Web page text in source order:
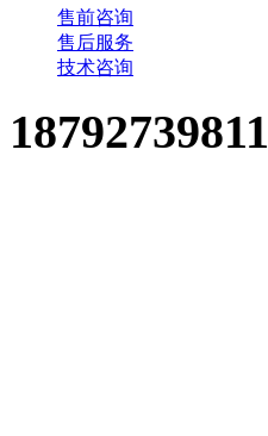
售前咨询
售后服务
技术咨询
18792739811